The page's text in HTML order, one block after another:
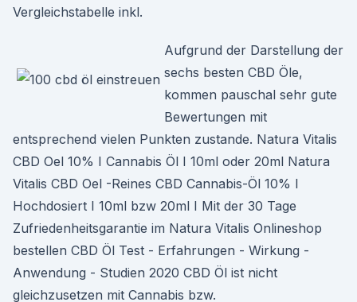
Vergleichstabelle inkl.
Aufgrund der Darstellung der
sechs besten CBD Öle,
kommen pauschal sehr gute
Bewertungen mit
entsprechend vielen Punkten zustande. Natura Vitalis
CBD Oel 10% I Cannabis Öl I 10ml oder 20ml Natura
Vitalis CBD Oel -Reines CBD Cannabis-Öl 10% I
Hochdosiert I 10ml bzw 20ml I Mit der 30 Tage
Zufriedenheitsgarantie im Natura Vitalis Onlineshop
bestellen CBD Öl Test - Erfahrungen - Wirkung -
Anwendung - Studien 2020 CBD Öl ist nicht
gleichzusetzen mit Cannabis bzw.